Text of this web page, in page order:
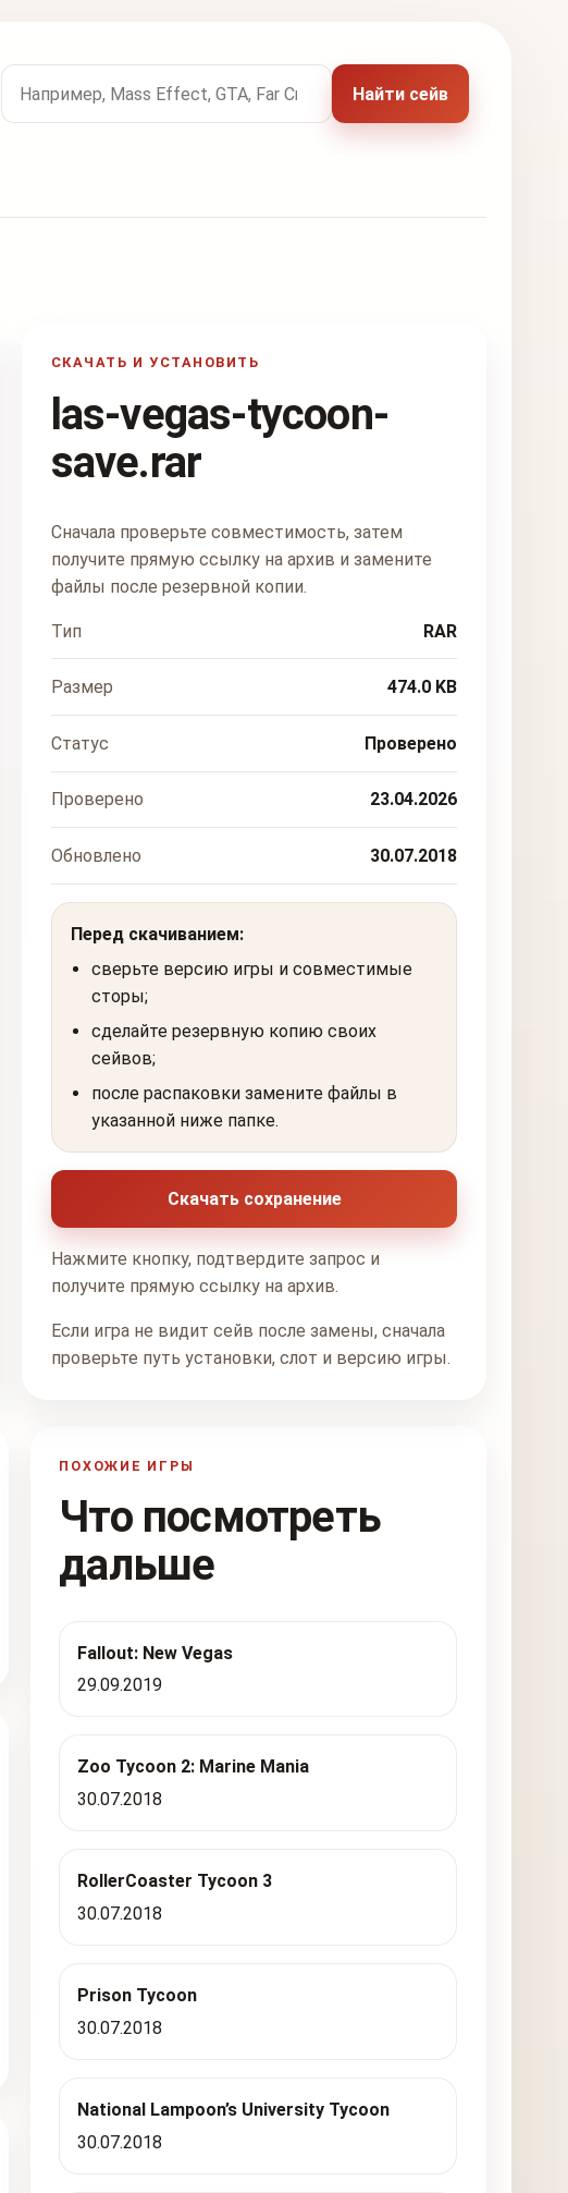
Поиск по названию игры
Найти сейв
СКАЧАТЬ И УСТАНОВИТЬ
las-vegas-tycoon-
save.rar
Сначала проверьте совместимость, затем
получите прямую ссылку на архив и замените
файлы после резервной копии.
Тип RAR
Размер 474.0 KB
Статус Проверено
Проверено 23.04.2026
Обновлено 30.07.2018
Перед скачиванием:
сверьте версию игры и совместимые
сторы;
сделайте резервную копию своих
сейвов;
после распаковки замените файлы в
указанной ниже папке.
Скачать сохранение
Нажмите кнопку, подтвердите запрос и
получите прямую ссылку на архив.
Если игра не видит сейв после замены, сначала
проверьте путь установки, слот и версию игры.
ПОХОЖИЕ ИГРЫ
Что посмотреть
дальше
Fallout: New Vegas
29.09.2019
Zoo Tycoon 2: Marine Mania
30.07.2018
RollerCoaster Tycoon 3
30.07.2018
Prison Tycoon
30.07.2018
National Lampoon’s University Tycoon
30.07.2018